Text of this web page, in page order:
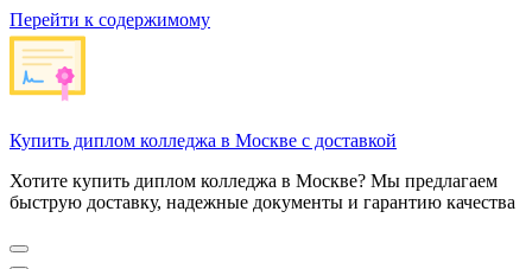
Перейти к содержимому
Купить диплом колледжа в Москве с доставкой
Хотите купить диплом колледжа в Москве? Мы предлагаем
быструю доставку, надежные документы и гарантию качества